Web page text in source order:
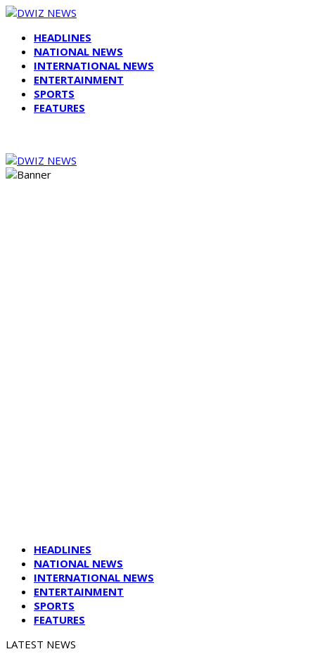
HEADLINES
NATIONAL NEWS
INTERNATIONAL NEWS
ENTERTAINMENT
SPORTS
FEATURES
HEADLINES
NATIONAL NEWS
INTERNATIONAL NEWS
ENTERTAINMENT
SPORTS
FEATURES
LATEST NEWS